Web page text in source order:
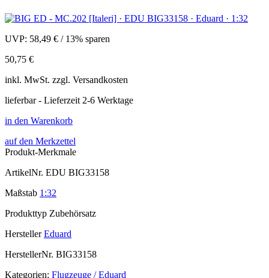
UVP: 58,49 € / 13% sparen
50,75 €
inkl. MwSt. zzgl. Versandkosten
lieferbar - Lieferzeit 2-6 Werktage
in den Warenkorb
auf den Merkzettel
Produkt-Merkmale
ArtikelNr. EDU BIG33158
Maßstab 1:32
Produkttyp Zubehörsatz
Hersteller Eduard
HerstellerNr. BIG33158
Kategorien: Flugzeuge / Eduard